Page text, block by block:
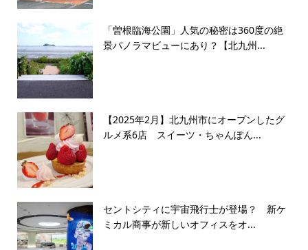
「曽根臨海公園」人気の秘密は360度の絶
景パノラマビューにあり？【北九州...
【2025年2月】北九州市にオープンしたグ
ルメ系6店 スイーツ・ちゃんぽん...
セントシティに宇宙飛行士が登場？ 新ケ
ミカル商事が新しいオフィスをオ...